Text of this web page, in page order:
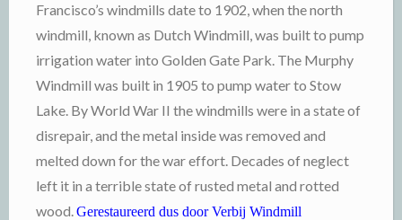
Francisco’s windmills date to 1902, when the north
windmill, known as Dutch Windmill, was built to pump
irrigation water into Golden Gate Park. The Murphy
Windmill was built in 1905 to pump water to Stow
Lake. By World War II the windmills were in a state of
disrepair, and the metal inside was removed and
melted down for the war effort. Decades of neglect
left it in a terrible state of rusted metal and rotted
wood.Gerestaureerd dus door Verbij Windmill